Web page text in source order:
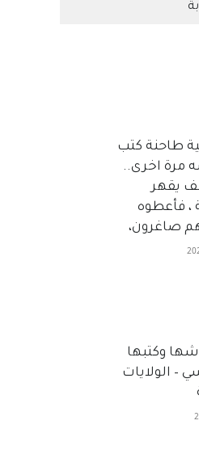
طاحنة كتب
مرة اخرى..
يقهر
، فأعطوه
صاغرون،
وكتبها
– الولايات